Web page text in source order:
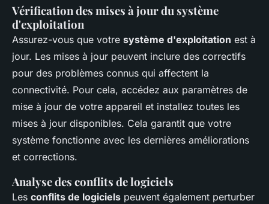
Vérification des mises à jour du système
d'exploitation
Assurez-vous que votre système d'exploitation est à
jour. Les mises à jour peuvent inclure des correctifs
pour des problèmes connus qui affectent la
connectivité. Pour cela, accédez aux paramètres de
mise à jour de votre appareil et installez toutes les
mises à jour disponibles. Cela garantit que votre
système fonctionne avec les dernières améliorations
et corrections.
Analyse des conflits de logiciels
Les conflits de logiciels peuvent également perturber